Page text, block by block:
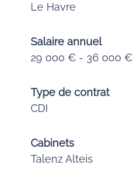
Le Havre
Salaire annuel
29 000 € - 36 000 €
Type de contrat
CDI
Cabinets
Talenz Alteis